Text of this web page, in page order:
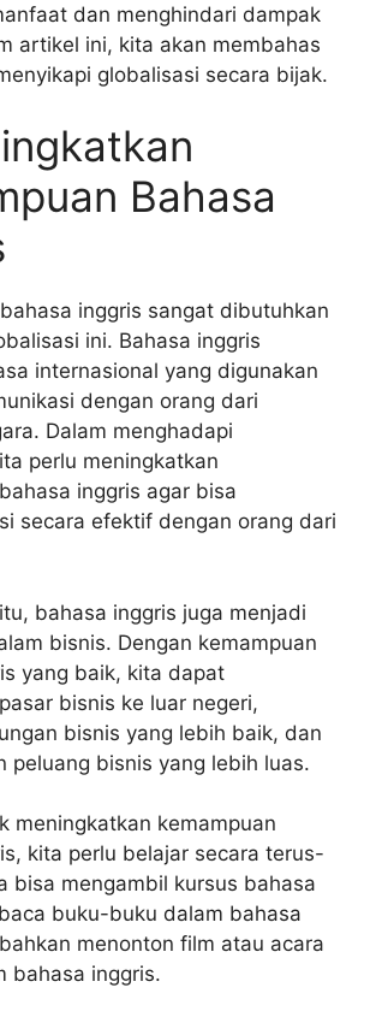
dan menghindari dampak
artikel ini, kita akan membahas
globalisasi secara bijak.
Bahasa
inggris sangat dibutuhkan
ini. Bahasa inggris
internasional yang digunakan
dengan orang dari
Dalam menghadapi
perlu meningkatkan
inggris agar bisa
secara efektif dengan orang dari
bahasa inggris juga menjadi
bisnis. Dengan kemampuan
yang baik, kita dapat
bisnis ke luar negeri,
bisnis yang lebih baik, dan
peluang bisnis yang lebih luas.
meningkatkan kemampuan
kita perlu belajar secara terus-
bisa mengambil kursus bahasa
buku-buku dalam bahasa
menonton film atau acara
bahasa inggris.